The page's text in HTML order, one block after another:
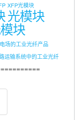
XFP光模块
光模块
块
场的工业光纤产品
运输系统中的工业光纤